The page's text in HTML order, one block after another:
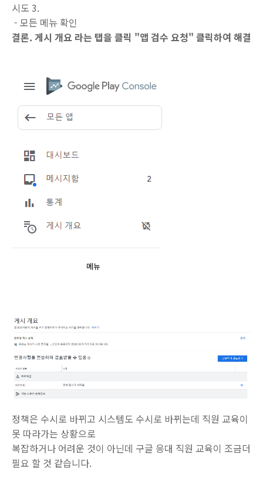
시도 3.
- 모든 메뉴 확인
결론. 게시 개요 라는 탭을 클릭 "앱 검수 요청" 클릭하여 해결
메뉴
정책은 수시로 바뀌고 시스템도 수시로 바뀌는데 직원 교육이
못 따라가는 상황으로
복잡하거나 어려운 것이 아닌데 구글 응대 직원 교육이 조금더
필요 할 것 같습니다.